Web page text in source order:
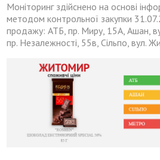
Моніторинг здійснено на основі
методом контрольної закупки
продажу: АТБ, пр. Миру, 15А, Ашан,
пр. Незалежності, 55в, Сільпо, вул.